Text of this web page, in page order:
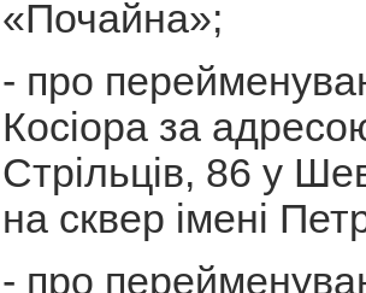
«Почайна»;
- про
Косіора за
Стрільців, 86 у
на сквер імені
- про